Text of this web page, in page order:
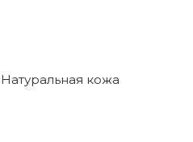
кожа